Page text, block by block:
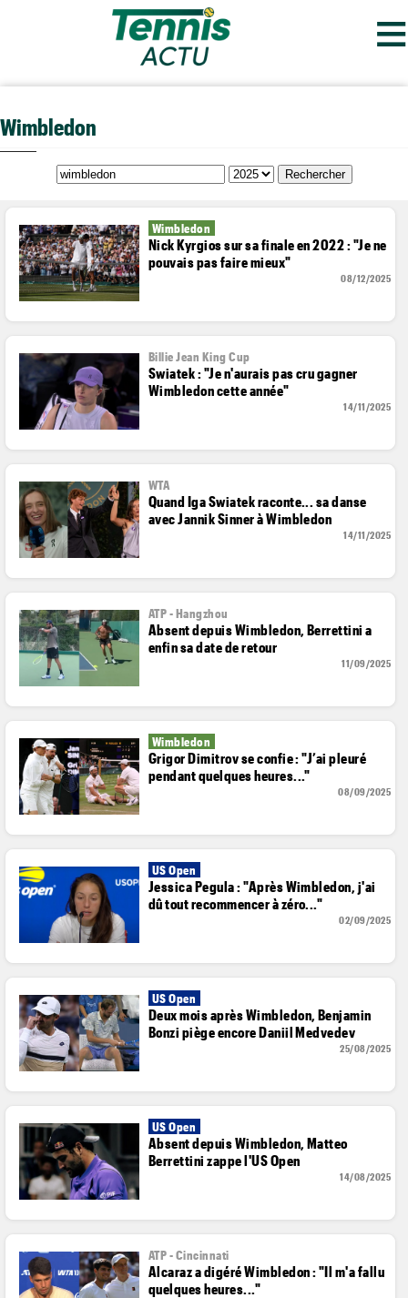
≡
Wimbledon
Wimbledon
Nick Kyrgios sur sa finale en 2022 : "Je ne
pouvais pas faire mieux"
08/12/2025
Billie Jean King Cup
Swiatek : "Je n'aurais pas cru gagner
Wimbledon cette année"
14/11/2025
WTA
Quand Iga Swiatek raconte... sa danse
avec Jannik Sinner à Wimbledon
14/11/2025
ATP - Hangzhou
Absent depuis Wimbledon, Berrettini a
enfin sa date de retour
11/09/2025
Wimbledon
Grigor Dimitrov se confie : "J’ai pleuré
pendant quelques heures..."
08/09/2025
US Open
Jessica Pegula : "Après Wimbledon, j'ai
dû tout recommencer à zéro..."
02/09/2025
US Open
Deux mois après Wimbledon, Benjamin
Bonzi piège encore Daniil Medvedev
25/08/2025
US Open
Absent depuis Wimbledon, Matteo
Berrettini zappe l'US Open
14/08/2025
ATP - Cincinnati
Alcaraz a digéré Wimbledon : "Il m'a fallu
quelques heures..."